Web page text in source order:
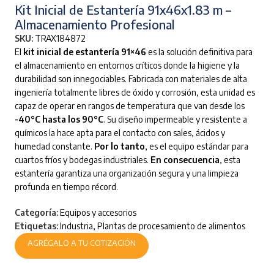
Kit Inicial de Estantería 91x46x1.83 m –
Almacenamiento Profesional
SKU: TRAX184872
El kit inicial de estantería 91×46 es la solución definitiva para
el almacenamiento en entornos críticos donde la higiene y la
durabilidad son innegociables. Fabricada con materiales de alta
ingeniería totalmente libres de óxido y corrosión, esta unidad es
capaz de operar en rangos de temperatura que van desde los
-40°C hasta los 90°C. Su diseño impermeable y resistente a
químicos la hace apta para el contacto con sales, ácidos y
humedad constante. Por lo tanto, es el equipo estándar para
cuartos fríos y bodegas industriales. En consecuencia, esta
estantería garantiza una organización segura y una limpieza
profunda en tiempo récord.
Categoría:Equipos y accesorios
Etiquetas:Industria, Plantas de procesamiento de alimentos
AGRÉGALO A TU COTIZACIÓN